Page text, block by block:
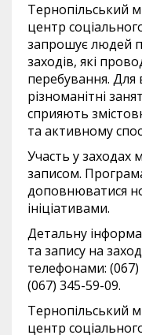
Тернопільський
центр
запрошує людей
заходів, які
перебування. Для
різноманітні
сприяють
та активному
Участь у заходах
записом.
доповнюватися
ініціативами.
Детальну
та запису на
телефонами: (067)
(067) 345-59-09.
Тернопільський
центр